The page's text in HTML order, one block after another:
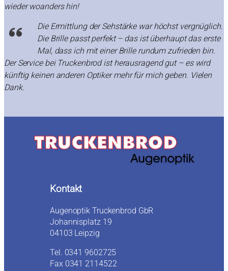
wieder woanders hin!
Die Ermittlung der Sehstärke war höchst vergnüglich.
Die Brille passt perfekt – das ist überhaupt das erste
Mal, dass ich mit einer Brille rundum zufrieden bin.
Der Service bei Truckenbrod ist herausragend gut – es wird
künftig keinen anderen Optiker mehr für mich geben. Vielen
Dank.
Kontakt
Augenoptik Truckenbrod GbR
Johannisplatz 19
04103 Leipzig
Tel. 0341 9602725
Fax 0341 2114522